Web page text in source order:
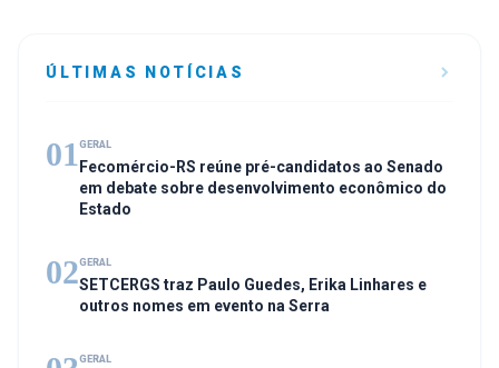
ÚLTIMAS NOTÍCIAS
01 GERAL
Fecomércio-RS reúne pré-candidatos ao Senado
em debate sobre desenvolvimento econômico do
Estado
02GERAL
SETCERGS traz Paulo Guedes, Erika Linhares e
outros nomes em evento na Serra
GERAL